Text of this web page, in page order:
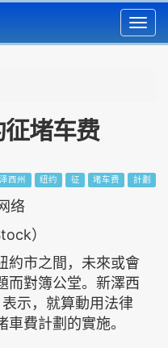
堵车费
西州 纽约 征 堵车费 計劃
）
約市之間，未來或會
而對簿公堂。新澤西
示，就算動用法律
費計劃的實施。